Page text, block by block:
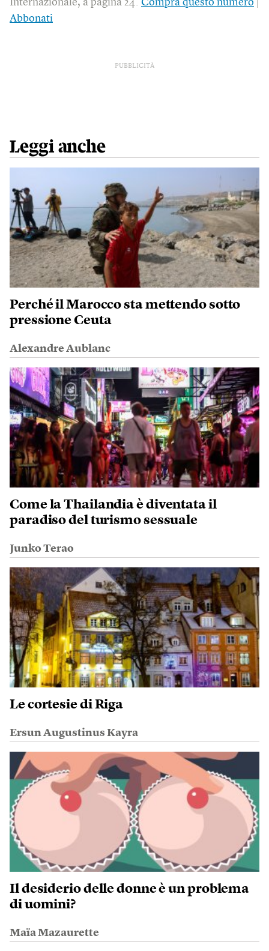
Internazionale, a pagina 24. Compra questo numero
Abbonati
PUBBLICITÀ
Leggi anche
Perché il Marocco sta mettendo sotto
pressione Ceuta
Alexandre Aublanc
Come la Thailandia è diventata il
paradiso del turismo sessuale
Junko Terao
Le cortesie di Riga
Ersun Augustinus Kayra
Il desiderio delle donne è un problema
di uomini?
Maïa Mazaurette